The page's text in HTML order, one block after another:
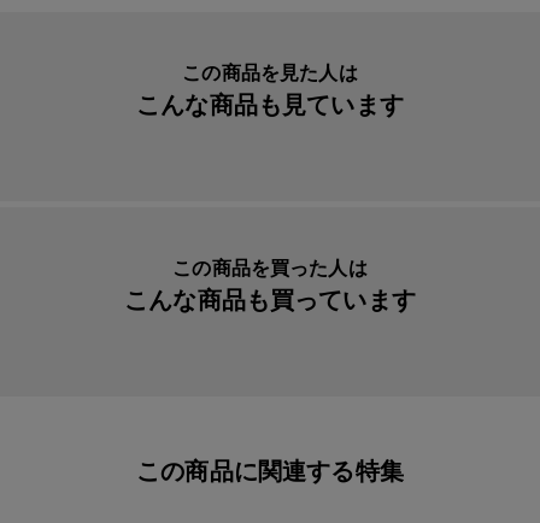
台湾
１本
この商品を見た人は
こんな商品も見ています
この商品を買った人は
こんな商品も買っています
この商品に関連する特集